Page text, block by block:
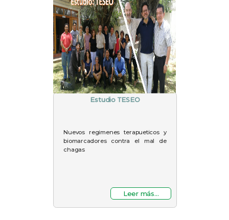
Estudio TESEO
Nuevos regimenes terapueticos y
biomarcadores contra el mal de
chagas
Leer más...